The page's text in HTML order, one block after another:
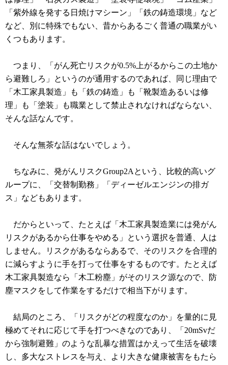
「紫外線を発する日焼けマシーン」「鉄の鋳造環境」など
など、別に特殊でもない、昔からあるごく普通の職業がい
くつもあります。
つまり、「がん死亡リスクが0.5%上がるからこの土地か
ら避難しろ」というのが通用するのであれば、同じ理由で
「木工家具製造」も「鉄の鋳造」も「靴製造あるいは修
理」も「塗装」も職業として禁止されなければならない、
そんな話なんです。
そんな無茶な話はないでしょう。
ちなみに、発がんリスクGroup2Aという、比較的高いグ
ループに、「交替制勤務」「ディーゼルエンジンの排ガ
ス」などもあります。
だからといって、たとえば「木工家具製造業には発がん
リスクがあるから仕事をやめる」という選択を普通、人は
しません。リスクがあるならあるで、そのリスクを合理的
に減らすように手を打って仕事をするものです。たとえば
木工家具製造なら「木工粉塵」がそのリスク源なので、防
塵マスクをして作業をするだけで相当下がります。
結局のところ、「リスクがどの程度なのか」を量的に見
極めてそれに応じて手を打つべきなのであり、「20mSvだ
から強制避難」のような乱暴な措置はかえって生活を破壊
し、多大なストレスを与え、より大きな健康被害をもたら